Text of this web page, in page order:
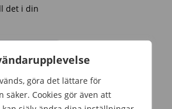
göra det lättare för
Cookies gör även att
det i din